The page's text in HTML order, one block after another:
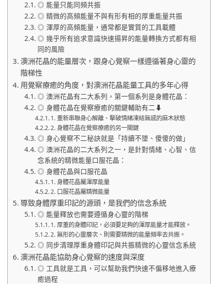
◎ 能量只能同頻共振
◎ 精微的高頻能量不與有形有相的厚重能量共振
◎ 渾厚的高頻能量，通常都是實質的工具載體
◎ 幾乎所有追求意識快速揚昇的能量轉換方式都有相
同的風險
澳洲花晶的能量層次，跟身心覺察一樣遵循著身心靈的
階梯性
用覺察療癒的角度，對澳洲花晶能量工具的多年心得
◎ 澳洲花晶有二大系列，第一個系列是身體花晶：
◎ 身體花晶在覺察療癒的關鍵輔助有二⬇
1. 重新串聯身心解離、擊破情緒凍結無感的麻木狀態
2. 身體花晶在覺察療癒的另一關鍵
◎ 身心覺察不二秘訣就是「持續不墜、傻傻的做」
◎ 澳洲花晶的二大系列之一，是針對情緒、心智、信
念系統的精微能量口服花晶：
◎ 身體花晶與口服花晶
1. 身體花晶屬渾厚能量
2. 口服花晶屬精微能量
導致身體厚重印記的源頭，是我們的信念系統
◎ 能量釋放也需要遵循身心靈的階梯
1. 厚重的身體印記，必須要足夠的渾厚能量才能釋放。
2. 無形的心靈層次、則需要精微的能量頻率去共振。
◎ 同步清理厚重身體印記與共振精微的心靈信念系統
澳洲花晶能協助身心覺察的速度與深度
◎ 工具就是工具，可以幫助我們快速不偏移地進入療
癒過程